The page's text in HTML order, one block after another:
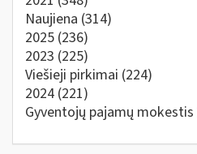
Naujiena (314)
2025 (236)
2023 (225)
Viešieji pirkimai (224)
2024 (221)
Gyventojų pajamų mokestis